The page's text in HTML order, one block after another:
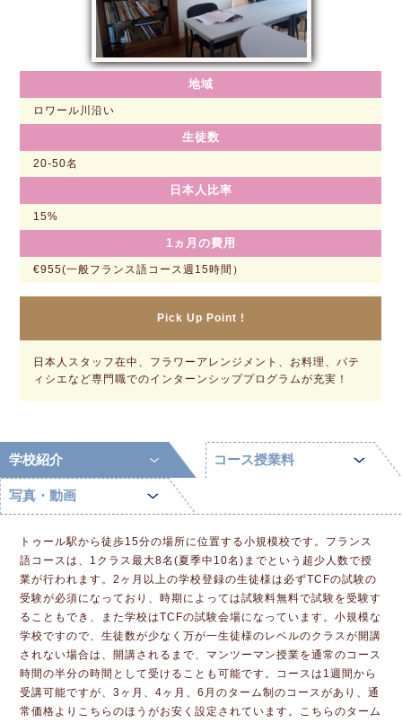
地域
ロワール川沿い
生徒数
20-50名
日本人比率
15%
1ヵ月の費用
€955(一般フランス語コース週15時間）
Pick Up Point !
日本人スタッフ在中、フラワーアレンジメント、お料理、パテ
ィシエなど専門職でのインターンシッププログラムが充実！
学校紹介 コース授業料
写真・動画
トゥール駅から徒歩15分の場所に位置する小規模校です。フランス
語コースは、1クラス最大8名(夏季中10名)までという超少人数で授
業が行われます。2ヶ月以上の学校登録の生徒様は必ずTCFの試験の
受験が必須になっており、時期によっては試験料無料で試験を受験す
ることもでき、また学校はTCFの試験会場になっています。小規模な
学校ですので、生徒数が少なく万が一生徒様のレベルのクラスが開講
されない場合は、開講されるまで、マンツーマン授業を通常のコース
時間の半分の時間として受けることも可能です。コースは1週間から
受講可能ですが、3ヶ月、4ヶ月、6月のターム制のコースがあり、通
常価格よりこちらのほうがお安く設定されています。こちらのターム